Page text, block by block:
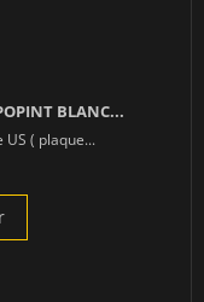
BLANC...
( plaque...